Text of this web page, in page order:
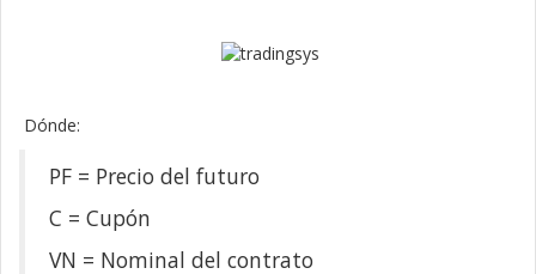
Dónde:
PF = Precio del futuro
C = Cupón
VN = Nominal del contrato